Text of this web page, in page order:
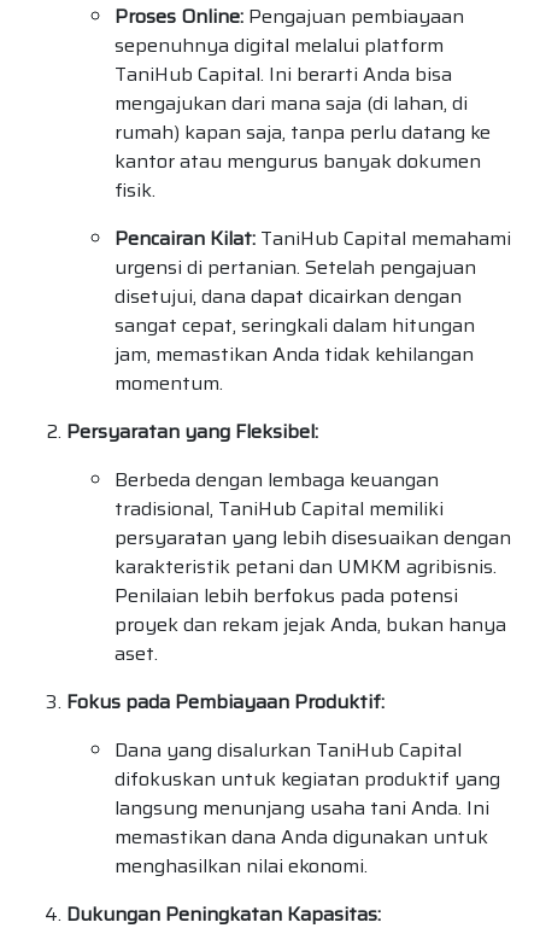
Proses Online: Pengajuan pembiayaan
sepenuhnya digital melalui platform
TaniHub Capital. Ini berarti Anda bisa
mengajukan dari mana saja (di lahan, di
rumah) kapan saja, tanpa perlu datang ke
kantor atau mengurus banyak dokumen
fisik.
Pencairan Kilat: TaniHub Capital memahami
urgensi di pertanian. Setelah pengajuan
disetujui, dana dapat dicairkan dengan
sangat cepat, seringkali dalam hitungan
jam, memastikan Anda tidak kehilangan
momentum.
Persyaratan yang Fleksibel:
Berbeda dengan lembaga keuangan
tradisional, TaniHub Capital memiliki
persyaratan yang lebih disesuaikan dengan
karakteristik petani dan UMKM agribisnis.
Penilaian lebih berfokus pada potensi
proyek dan rekam jejak Anda, bukan hanya
aset.
Fokus pada Pembiayaan Produktif:
Dana yang disalurkan TaniHub Capital
difokuskan untuk kegiatan produktif yang
langsung menunjang usaha tani Anda. Ini
memastikan dana Anda digunakan untuk
menghasilkan nilai ekonomi.
Dukungan Peningkatan Kapasitas: